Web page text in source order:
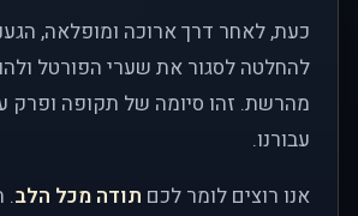
כעת, לאחר דרך ארוכה ומופלאה,
להחלטה לסגור את שערי הפורטל
מהרשת. זהו סיומה של תקופה ופרק
עבורנו.
אנו רוצים לומר לכם תודה מכל הלב.